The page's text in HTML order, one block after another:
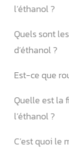
l’éthanol ?
Quels sont
d’éthanol ?
Est-ce que
Quelle est la
l’éthanol ?
C’est quoi le